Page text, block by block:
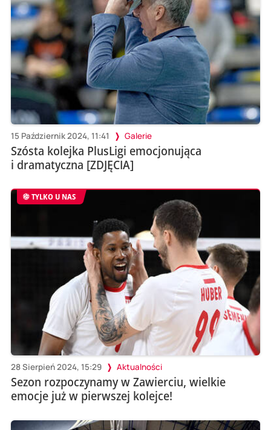
15 Październik 2024, 11:41 Galerie
Szósta kolejka PlusLigi emocjonująca
i dramatyczna [ZDJĘCIA]
TYLKO U NAS
28 Sierpień 2024, 15:29 Aktualności
Sezon rozpoczynamy w Zawierciu, wielkie
emocje już w pierwszej kolejce!